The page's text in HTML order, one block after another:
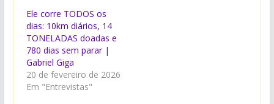
Ele corre TODOS os
dias: 10km diários, 14
TONELADAS doadas e
780 dias sem parar |
Gabriel Giga
20 de fevereiro de 2026
Em "Entrevistas"